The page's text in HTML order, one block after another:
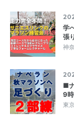
学
張
神
■
9
東